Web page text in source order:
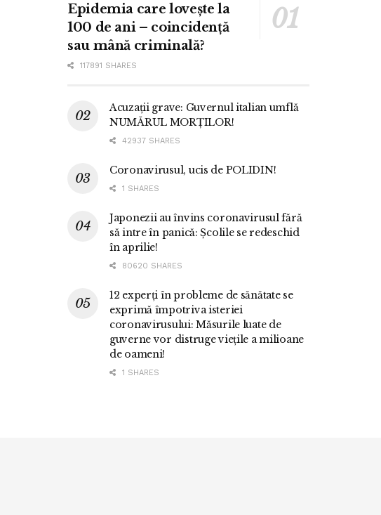
Epidemia care lovește la
100 de ani – coincidență
sau mână criminală?
117891 SHARES
Acuzații grave: Guvernul italian umflă
NUMĂRUL MORȚILOR!
42937 SHARES
Coronavirusul, ucis de POLIDIN!
1 SHARES
Japonezii au învins coronavirusul fără
să intre în panică: Școlile se redeschid
în aprilie!
80620 SHARES
12 experți în probleme de sănătate se
exprimă împotriva isteriei
coronavirusului: Măsurile luate de
guverne vor distruge viețile a milioane
de oameni!
1 SHARES